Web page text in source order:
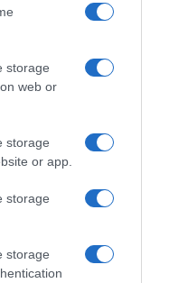
storage
web or
storage
or app.
storage
storage